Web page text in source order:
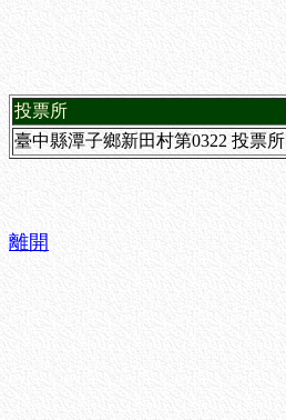
投票所
臺中縣潭子鄉新田村第0322 投票所
離開